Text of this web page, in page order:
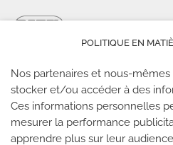
LES SALLES CLIMB UP
POLITIQUE EN
Nos partenaires et nous-
stocker et/ou accéder à des
Ces informations personnelles
mesurer la performance
apprendre plus sur leur